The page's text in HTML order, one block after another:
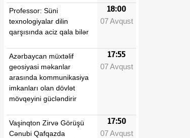
Professor: Süni
texnologiyalar dilin
qarşısında aciz qala bilər
18:00
07 Avqust
Azərbaycan müxtəlif
geosiyasi məkanlar
arasında kommunikasiya
imkanları olan dövlət
mövqeyini gücləndirir
17:55
07 Avqust
Vaşinqton Zirvə Görüşü
Cənubi Qafqazda
17:50
07 Avqust